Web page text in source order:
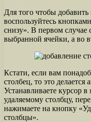
Для того чтобы
воспользуйтесь
снизу». В первом случае
выбранной ячейки, а во
Кстати, если вам
столбец, то это
Устанавливаете курсор в
удаляемому столбцу,
нажимаете на кнопку
столбцы».